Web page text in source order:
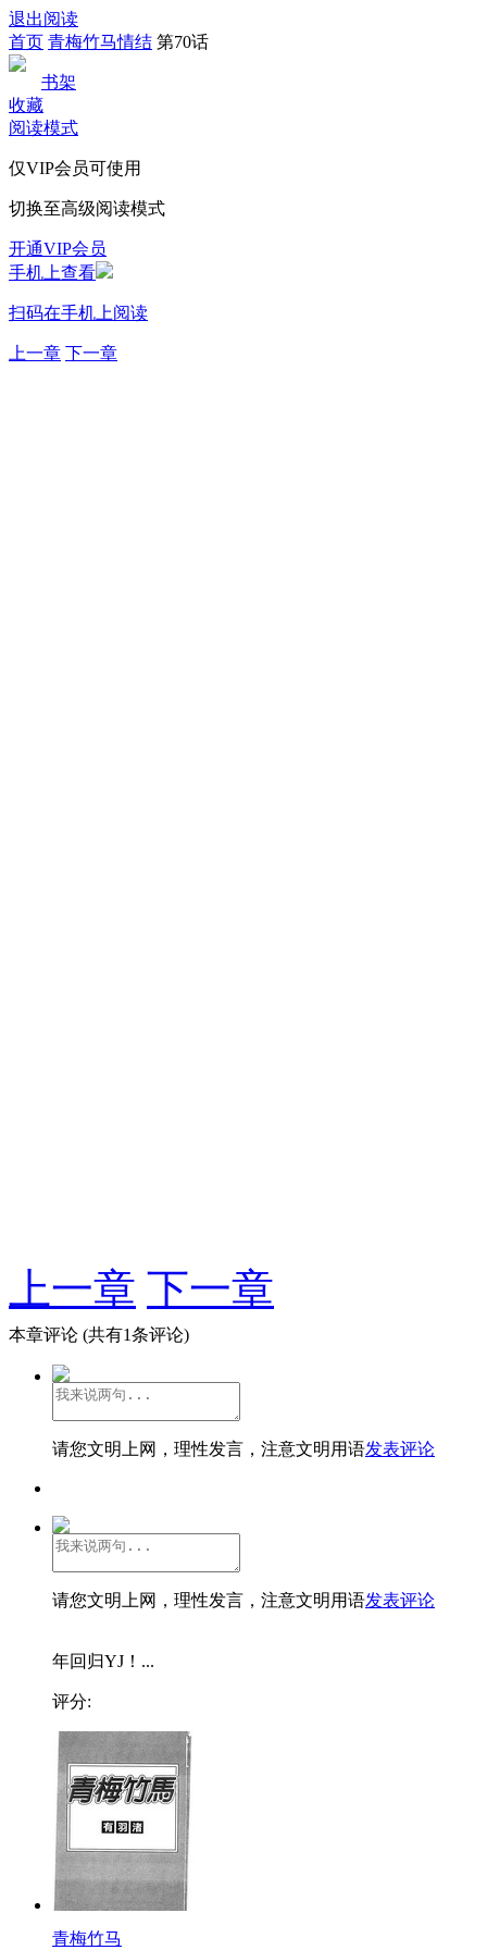
退出阅读
首页 青梅竹马情结 第70话
书架
收藏
阅读模式
仅VIP会员可使用
切换至高级阅读模式
开通VIP会员
手机上查看
扫码在手机上阅读
上一章 下一章
上一章 下一章
本章评论 (共有1条评论)
请您文明上网，理性发言，注意文明用语发表评论
请您文明上网，理性发言，注意文明用语发表评论
年回归YJ！...
评分:
青梅竹马